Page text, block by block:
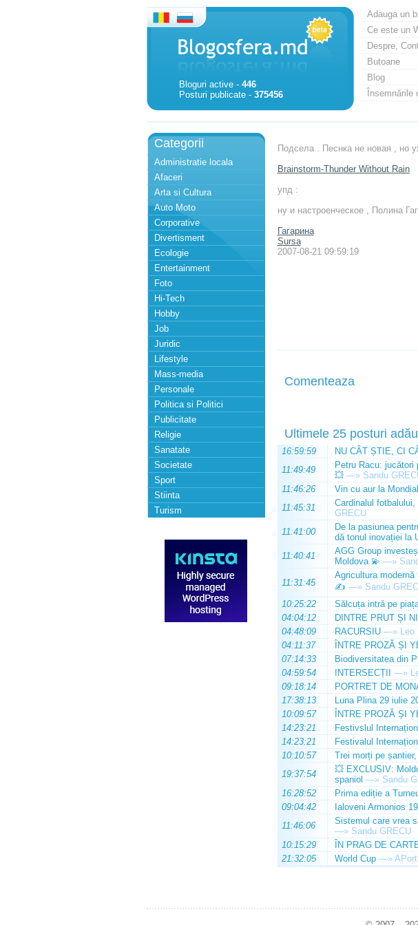
Bloguri active - 446
Posturi publicate - 375456
Adauga un
Ce este un
Despre,
Butoane
Blog
Categorii
Administratie locala
Afaceri
Arta si Cultura
Auto Moto
Corporative
Divertisment
Ecologie
Entertainment
Foto
Hi-Tech
Hobby
Job
Juridic
Lifestyle
Mass-media
Personale
Politica si Politici
Publicitate
Religie
Sanatate
Societate
Sport
Stiinta
Turism
Подсела . Песнка не новая , но
Brainstorm-Thunder Without Rain
упд :
ну и настроенческое , Полина
Гагарина
Sursa
2007-08-21 09:59:19
Comenteaza
Ultimele 25 posturi
16:59:59 NU CÂT ȘTIE, CI
11:49:49
Petru Racu:
💥 —» Sandu
11:46:26
Vin cu aur la
11:45:31
Cardinalul
GRECU
11:41:00
De la pasiunea
dă tonul inovației la
11:40:41
AGG Group
Moldova 💫 —»
11:31:45
Agricultura
✍️ —» Sandu
10:25:22
Sălcuța intră pe
04:04:12
DINTRE PRUT ȘI
04:48:09
RACURSIU —» Leo
04:11:37
ÎNTRE PROZĂ ȘI
07:14:33
Biodiversitatea din
04:59:54
INTERSECȚII —»
09:18:14
PORTRET DE
17:38:13
Luna Plina 29 iulie
10:09:57
ÎNTRE PROZĂ ȘI
14:23:21
Festivslul
14:23:21
Festivalul
10:10:57
Trei morți pe
19:37:54
💥 EXCLUSIV:
spaniol —» Sandu
16:28:52
Prima ediție a
09:04:42
Ialoveni Armonios
11:46:06
Sistemul care vrea
—» Sandu GRECU
10:15:29
ÎN PRAG DE
21:32:05
World Cup —»